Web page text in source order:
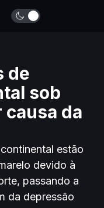
de
sob
causa da
estão
devido à
passando a
da depressão